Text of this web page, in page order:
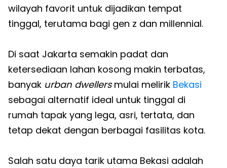
wilayah favorit untuk dijadikan tempat
tinggal, terutama bagi gen z dan millennial.
Di saat Jakarta semakin padat dan
ketersediaan lahan kosong makin terbatas,
banyak urban dwellersmulai melirik Bekasi
sebagai alternatif ideal untuk tinggal di
rumah tapak yang lega, asri, tertata, dan
tetap dekat dengan berbagai fasilitas kota.
Salah satu daya tarik utama Bekasi adalah